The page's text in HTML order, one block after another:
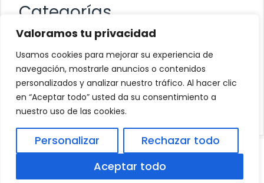
Valoramos tu privacidad
Usamos cookies para mejorar su experiencia de
navegación, mostrarle anuncios o contenidos
personalizados y analizar nuestro tráfico. Al hacer clic
en “Aceptar todo” usted da su consentimiento a
nuestro uso de las cookies.
Personalizar
Rechazar todo
Aceptar todo
Categorías
Cultura
Educación
Eventos
Trabajo
Política de Privacidad Aviso Legal|
Política de Cookies